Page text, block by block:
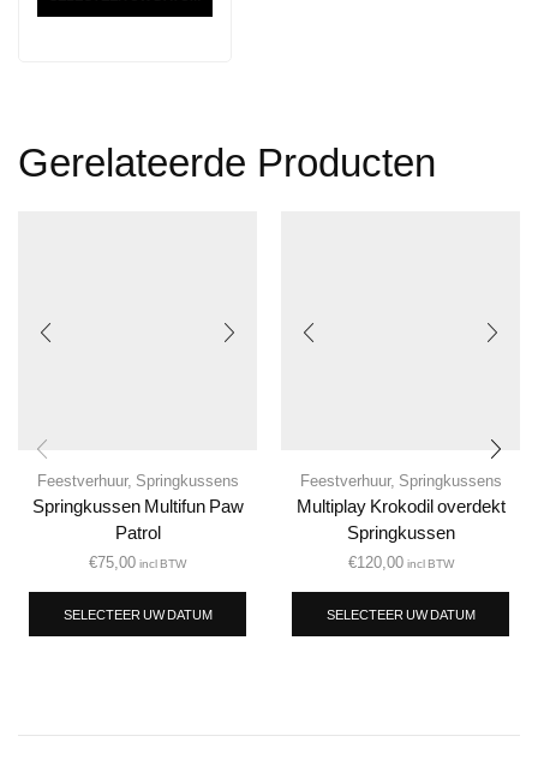
Gerelateerde Producten
Feestverhuur, Springkussens
Springkussen Multifun Paw
Patrol
€75,00 incl BTW
SELECTEER UW DATUM
Feestverhuur, Springkussens
Multiplay Krokodil overdekt
Springkussen
€120,00 incl BTW
SELECTEER UW DATUM